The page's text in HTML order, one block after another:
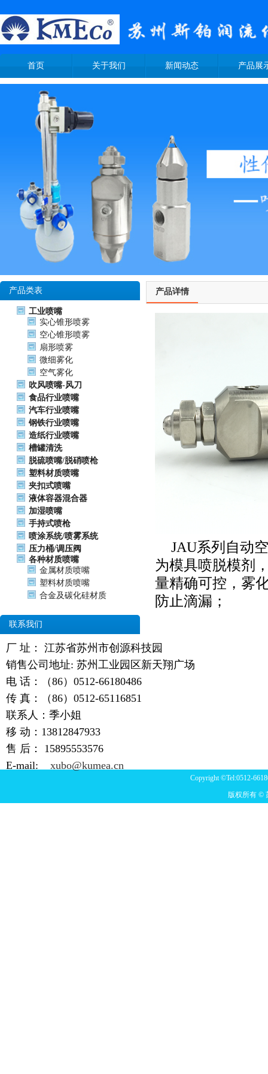
首页 关于我们 新闻动态 产品展
产品类表
工业喷嘴
实心锥形喷雾
空心锥形喷雾
扇形喷雾
微细雾化
空气雾化
吹风喷嘴-风刀
食品行业喷嘴
汽车行业喷嘴
钢铁行业喷嘴
造纸行业喷嘴
槽罐清洗
脱硫喷嘴/脱硝喷枪
塑料材质喷嘴
夹扣式喷嘴
液体容器混合器
加湿喷嘴
手持式喷枪
喷涂系统/喷雾系统
压力桶/调压阀
各种材质喷嘴
金属材质喷嘴
塑料材质喷嘴
合金及碳化硅材质
联系我们
厂 址： 江苏省苏州市创源科技园
销售公司地址: 苏州工业园区新天翔广场
电 话：（86）0512-66180486
传 真：（86）0512-65116851
联系人：季小姐
移 动：13812847933
售 后： 15895553576
E-mail: xubo@kumea.cn
产品详情
JAU系列自动
为模具喷脱模剂
量精确可控，雾
防止滴漏；
Copyright ©Tel:0512-
版权所有 ©